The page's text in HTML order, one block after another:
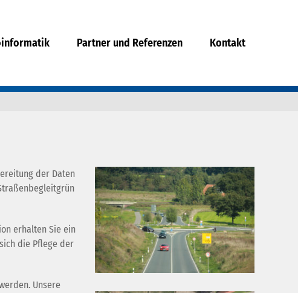
Partner und Referenzen Kontakt
der Daten
erhalten Sie ein
die Pflege der
Unsere